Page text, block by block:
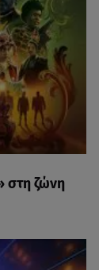
στη ζώνη